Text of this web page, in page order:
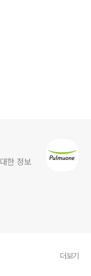
한 정보
더보기